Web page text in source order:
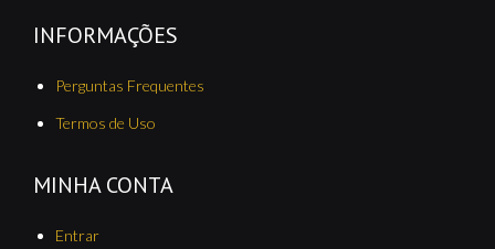
INFORMAÇÕES
Perguntas Frequentes
Termos de Uso
MINHA CONTA
Entrar